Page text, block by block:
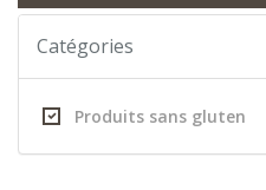
Catégories
Produits sans gluten